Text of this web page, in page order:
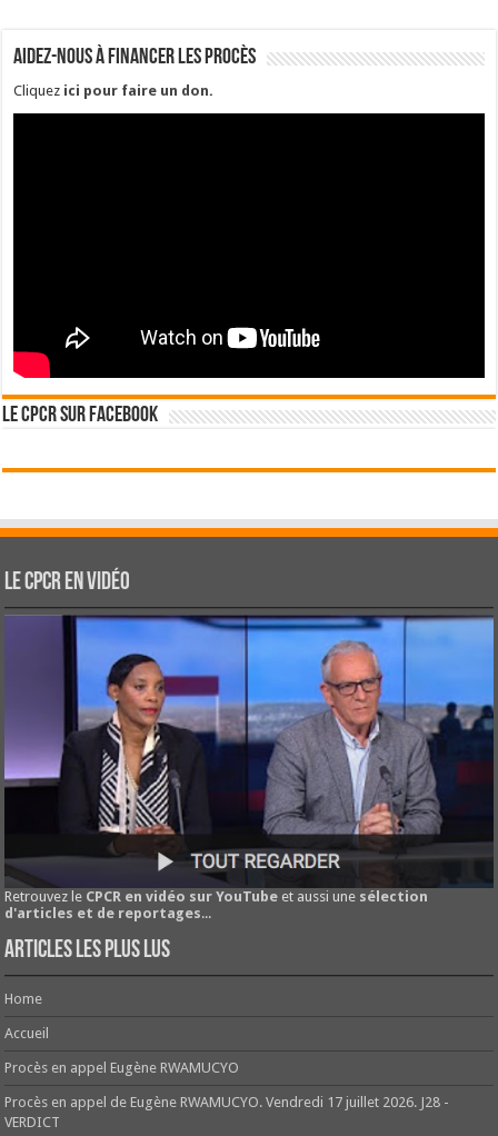
Aidez-nous à financer les procès
Cliquez ici pour faire un don.
Le CPCR sur Facebook
Le CPCR en vidéo
Retrouvez le CPCR en vidéo sur YouTube et aussi une sélection
d'articles et de reportages...
Articles les plus lus
Home
Accueil
Procès en appel Eugène RWAMUCYO
Procès en appel de Eugène RWAMUCYO. Vendredi 17 juillet 2026. J28 -
VERDICT